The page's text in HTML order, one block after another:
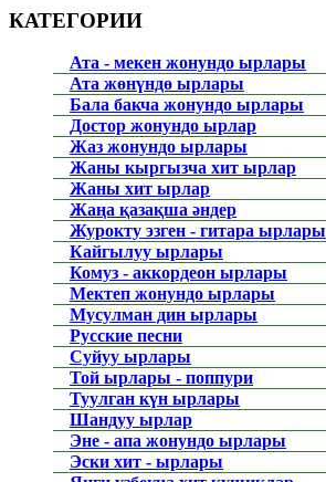
КАТЕГОРИИ
Ата - мекен жонундо ырлары
Ата жөнүндө ырлары
Бала бакча жонундо ырлары
Достор жонундо ырлар
Жаз жонундо ырлары
Жаны кыргызча хит ырлар
Жаны хит ырлар
Жаңа қазақша әндер
Журокту эзген - гитара ырлары
Кайгылуу ырлары
Комуз - аккордеон ырлары
Мектеп жонундо ырлары
Мусулман дин ырлары
Русские песни
Суйуу ырлары
Той ырлары - поппури
Туулган күн ырлары
Шандуу ырлар
Эне - апа жонундо ырлары
Эски хит - ырлары